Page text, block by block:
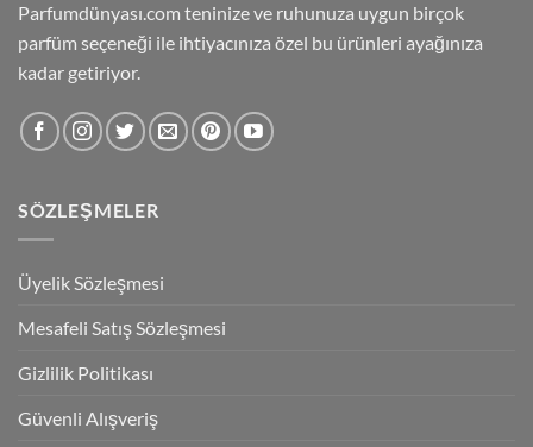
Parfumdünyası.com teninize ve ruhunuza uygun birçok
parfüm seçeneği ile ihtiyacınıza özel bu ürünleri ayağınıza
kadar getiriyor.
SÖZLEŞMELER
Üyelik Sözleşmesi
Mesafeli Satış Sözleşmesi
Gizlilik Politikası
Güvenli Alışveriş